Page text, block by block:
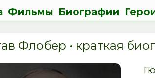
Фильмы Биографии
Флобер • краткая